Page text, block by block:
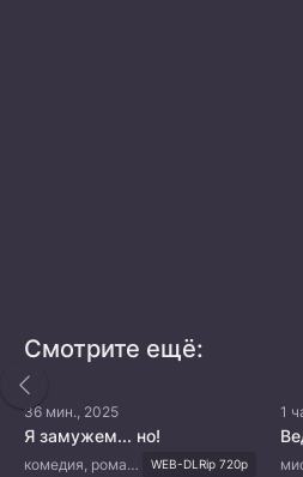
Смотрите ещё:
36 мин., 2025
Я замужем... но!
комедия, романтика WEB-DLRip 720p
1